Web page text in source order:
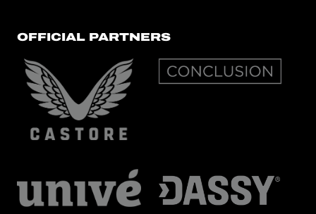
OFFICIAL PARTNERS